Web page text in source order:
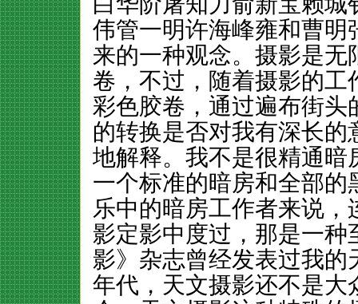
伟管一明许海峰雍和曹
来的一种观念。摄影是
卷，不过，随着摄影的
彩色胶卷，通过遍布街
的转换是否对我有深长
地解释。我不是很精通
一个标准的暗房和全部
乐中的暗房工作者来说
影定影中度过，那是一
影》杂志曾经发表过我
年代，天文摄影还不是